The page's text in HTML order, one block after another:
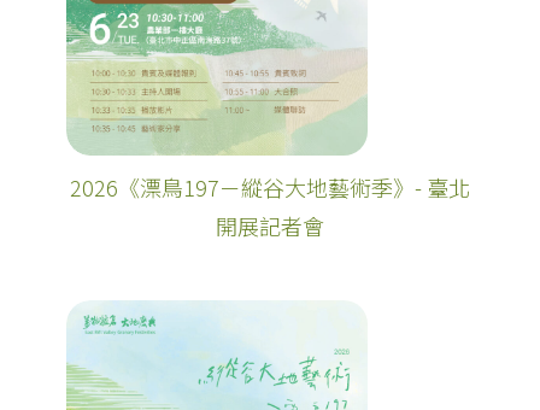
2026《漂鳥197－縱谷大地藝術季》- 臺北
開展記者會